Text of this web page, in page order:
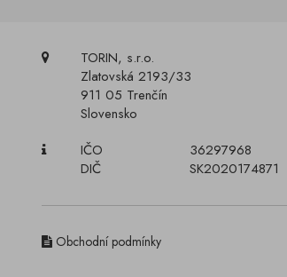
TORIN, s.r.o.
Zlatovská 2193/33
911 05 Trenčín
Slovensko
IČO
36297968
DIČ
SK2020174871
Obchodní podmínky